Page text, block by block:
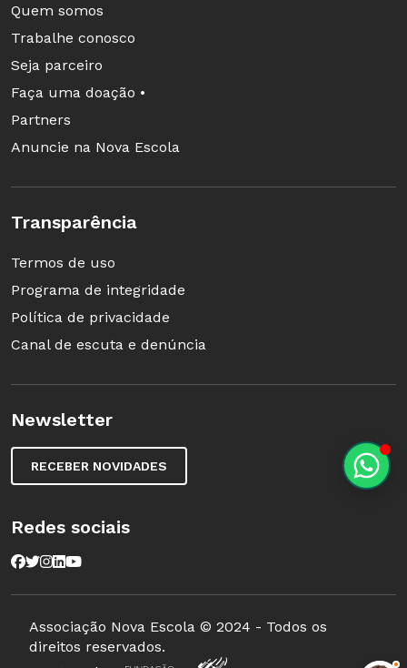
Quem somos
Trabalhe conosco
Seja parceiro
Faça uma doação •
Partners
Anuncie na Nova Escola
Transparência
Termos de uso
Programa de integridade
Política de privacidade
Canal de escuta e denúncia
Newsletter
RECEBER NOVIDADES
Redes sociais
Associação Nova Escola © 2024 - Todos os
direitos reservados.